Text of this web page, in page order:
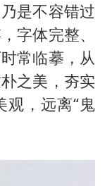
是不容错过
字体完整、
常临摹，从
之美，夯实
观，远离“鬼